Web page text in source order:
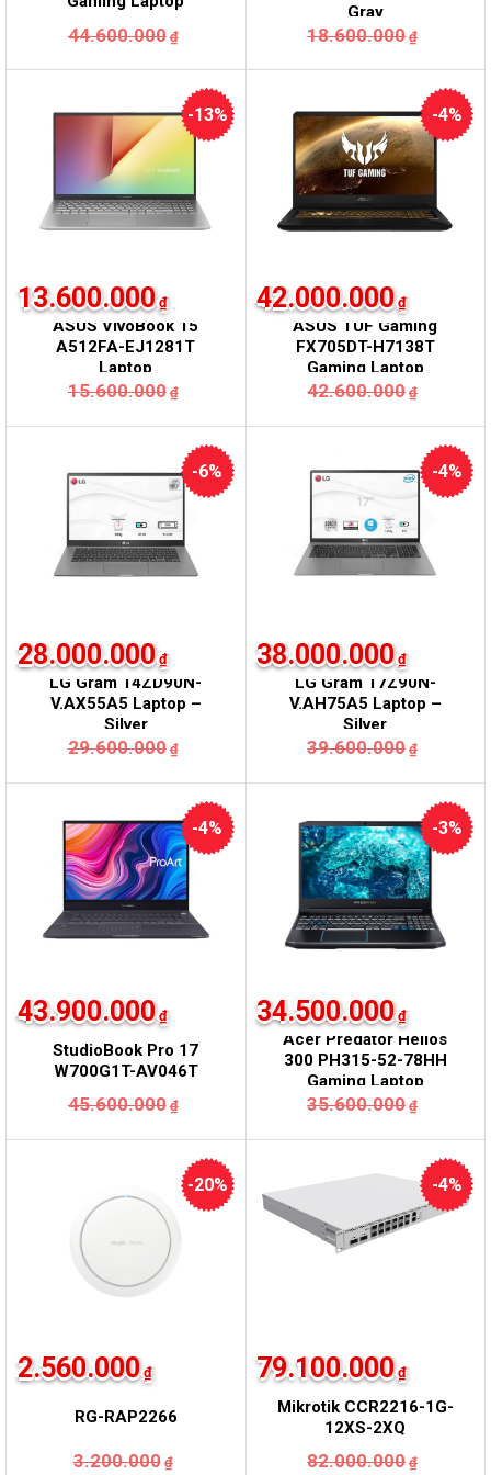
44.600.000 ₫
Gray
18.600.000 ₫
-13%
ASUS VivoBook 15
A512FA-EJ1281T
Laptop
15.600.000 ₫
13.600.000 ₫
-4%
ASUS TUF Gaming
FX705DT-H7138T
Gaming Laptop
42.600.000 ₫
42.000.000 ₫
-6%
LG Gram 14ZD90N-
V.AX55A5 Laptop –
Silver
29.600.000 ₫
28.000.000 ₫
-4%
LG Gram 17Z90N-
V.AH75A5 Laptop –
Silver
39.600.000 ₫
38.000.000 ₫
-4%
ASUS ProArt
StudioBook Pro 17
W700G1T-AV046T
45.600.000 ₫
43.900.000 ₫
-3%
Acer Predator Helios
300 PH315-52-78HH
Gaming Laptop
35.600.000 ₫
34.500.000 ₫
-20%
RG-RAP2266
3.200.000 ₫
2.560.000 ₫
-4%
Mikrotik CCR2216-1G-
12XS-2XQ
82.000.000 ₫
79.100.000 ₫